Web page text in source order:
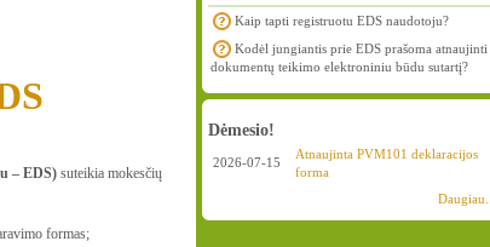
– EDS)suteikia mokesčių
formas;
Kaip tapti registruotu EDS naudotoju?
Kodėl jungiantis prie EDS prašoma atnaujinti
dokumentų teikimo elektroniniu būdu sutartį?
Dėmesio!
2026-07-15
Atnaujinta PVM101 deklaracijos
forma
Daugiau...